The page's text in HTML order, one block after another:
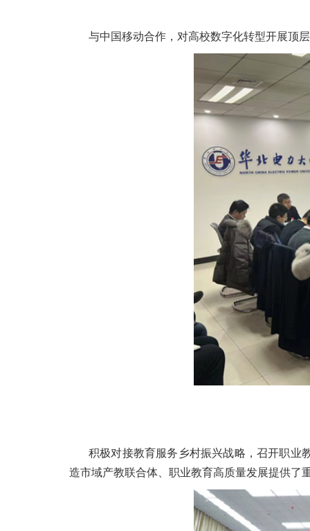
与中国移动合作，对高校数字化转型开展顶
积极对接教育服务乡村振兴战略，召开职业
造市域产教联合体、职业教育高质量发展提供了